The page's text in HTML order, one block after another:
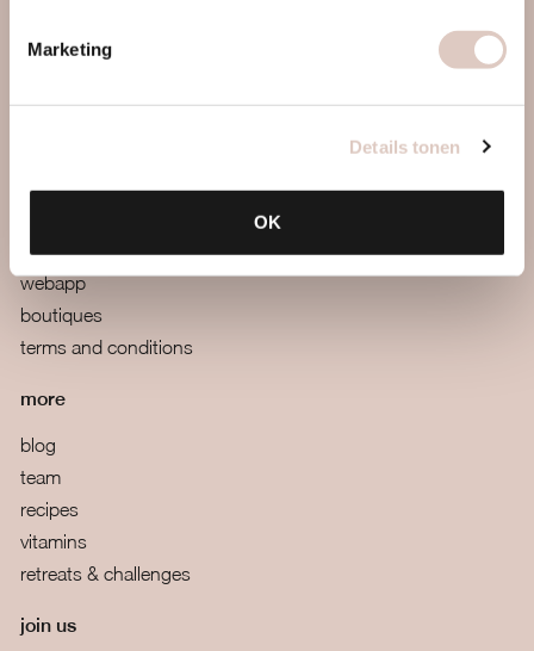
Marketing
Details tonen
OK
approach
mail us
webapp
boutiques
terms and conditions
more
blog
team
recipes
vitamins
retreats & challenges
join us